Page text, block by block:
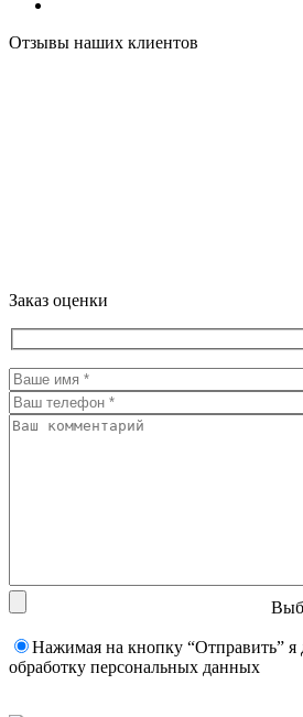
Отзывы наших клиентов
Заказ оценки
Нажимая на кнопку “Отправить” я
обработку персональных данных